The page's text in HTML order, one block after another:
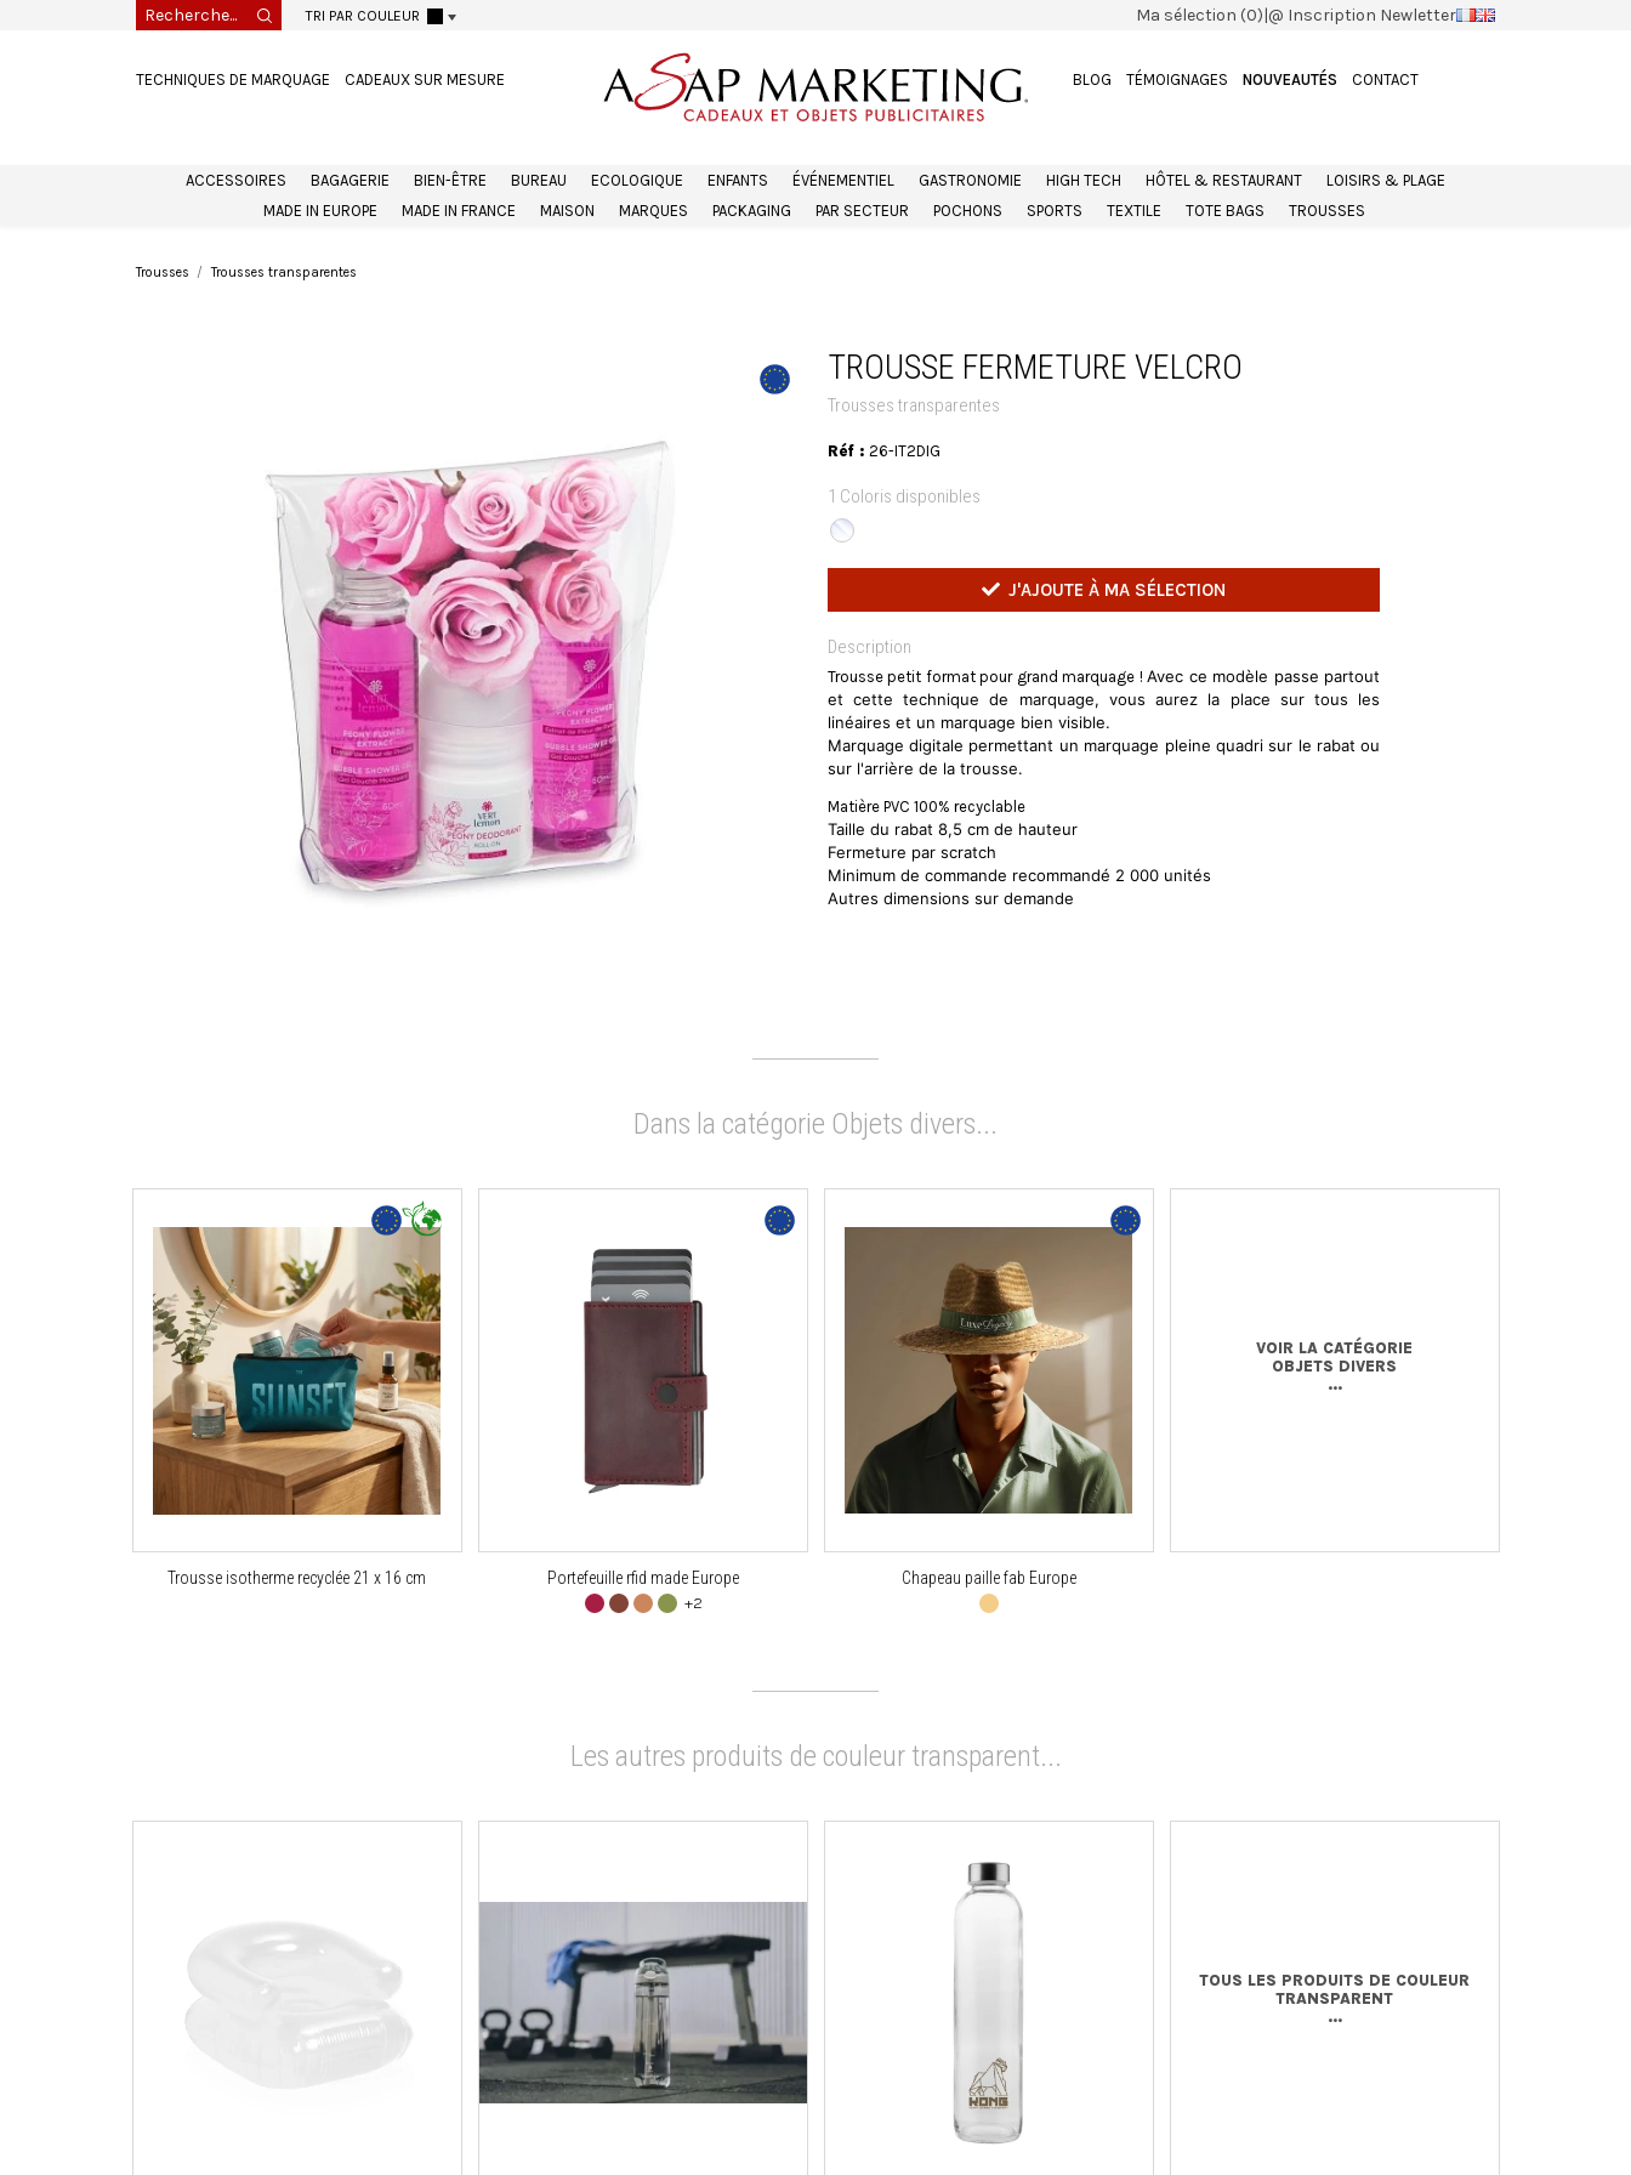
TRI PAR COULEUR Ma sélection (0)|@ Inscription Newletter
TECHNIQUES DE MARQUAGE CADEAUX SUR MESURE BLOG TÉMOIGNAGES NOUVEAUTÉS CONTACT
ACCESSOIRES BAGAGERIE BIEN-ÊTRE BUREAU ECOLOGIQUE ENFANTS ÉVÉNEMENTIEL GASTRONOMIE HIGH TECH HÔTEL & RESTAURANT
LOISIRS & PLAGE
MADE IN EUROPE
MADE IN FRANCE MAISON MARQUES PACKAGING PAR SECTEUR POCHONS SPORTS TEXTILE TOTE BAGS TROUSSES
Trousses Trousses transparentes
TROUSSE FERMETURE VELCRO
Trousses transparentes
Réf : 26-IT2DIG
1 Coloris disponibles
J'AJOUTE À MA SÉLECTION
Description
Trousse petit format pour grand marquage !Avec ce modèle passe partout
et cette technique de marquage, vous aurez la place sur tous les
linéaires et un marquage bien visible.
Marquage digitale permettant un marquage pleine quadri sur le rabat ou
sur l'arrière de la trousse.
Matière PVC 100% recyclable
Taille du rabat 8,5 cm de hauteur
Fermeture par scratch
Minimum de commande recommandé 2 000 unités
Autres dimensions sur demande
Dans la catégorie Objets divers...
Trousse isotherme recyclée 21 x 16 cm Portefeuille rfid made Europe
+2
Chapeau paille fab Europe
VOIR LA CATÉGORIE
OBJETS DIVERS
...
Les autres produits de couleur transparent...
TOUS LES PRODUITS DE COULEUR
TRANSPARENT
...